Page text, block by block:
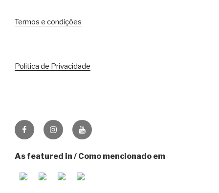
Termos e condições
Politica de Privacidade
FacebookInstagramYoutube
As featured in / Como mencionado em